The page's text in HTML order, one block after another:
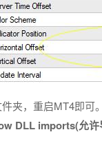
夹，重启MT4即可
DLL imports(允许